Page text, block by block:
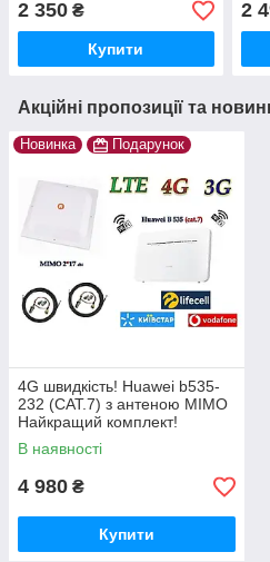
2 350 ₴
Купити
2
Акційні пропозиції та
Новинка Подарунок
4G швидкість! Huawei b535-
232 (CAT.7) з антеною MIMO
Найкращий комплект!
В наявності
4 980 ₴
Купити